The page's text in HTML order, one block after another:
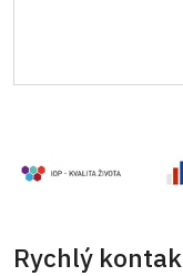
Rychlý